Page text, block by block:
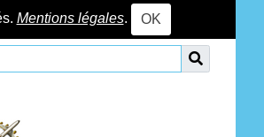
Mentions légales. OK